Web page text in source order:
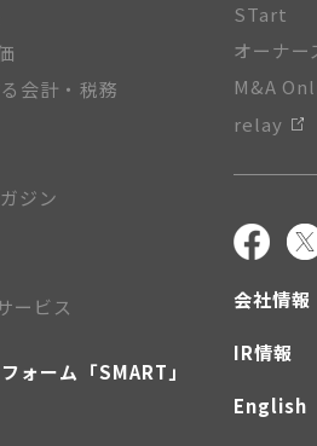
会計・税務
ジン
ービス
ォーム「SMART」
STart
オーナー
M&A
relay
会社情報
IR情報
English